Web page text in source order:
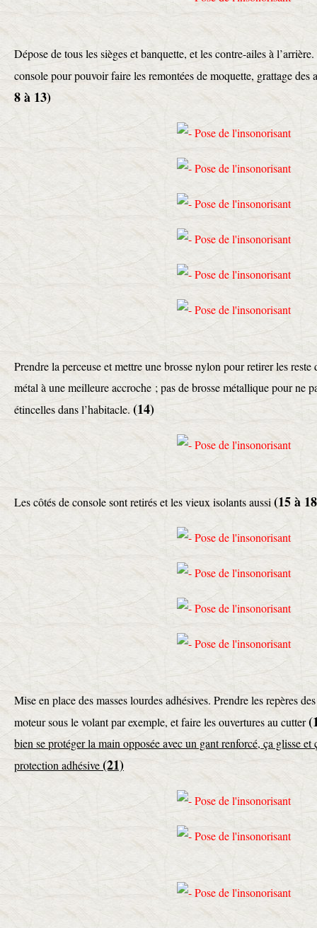
Dépose de tous les sièges et banquette, et les contre-ailes à
console pour pouvoir faire les remontées de moquette, grattage des
8 à 13)
Prendre la perceuse et mettre une brosse nylon pour retirer les reste
métal à une meilleure accroche ; pas de brosse métallique pour ne
étincelles dans l’habitacle. (14)
Les côtés de console sont retirés et les vieux isolants aussi (15 à
Mise en place des masses lourdes adhésives. Prendre les repères
moteur sous le volant par exemple, et faire les ouvertures au cutter
bien se protéger la main opposée avec un gant renforcé, ça glisse et
protection adhésive(21)